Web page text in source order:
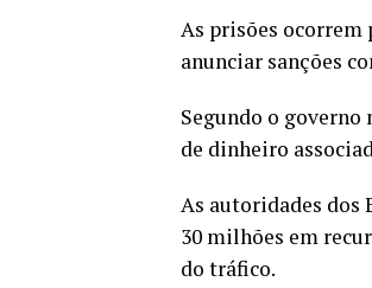
As prisões ocorrem
anunciar sanções
Segundo o
de dinheiro
As autoridades dos
30 milhões em
do tráfico.